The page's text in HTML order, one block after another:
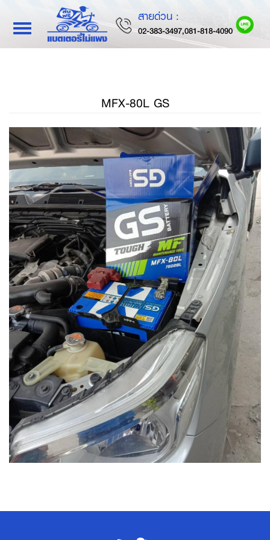
Toggle
navigation
สายด่วน :
02-383-3497,081-818-4090
MFX-80L GS